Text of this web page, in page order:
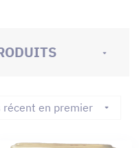
récent en premier